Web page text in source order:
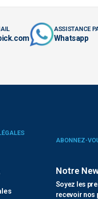
ASSISTANCE
Whatsapp
ABONNEZ-
Notre
Soyez les
recevoir nos